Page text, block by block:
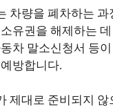
차량을 폐차하는
유권을 해제하는
차 말소신청서 등
방합니다.
제대로 준비되지